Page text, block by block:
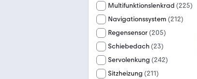
Multifunktionslenkrad (225)
Navigationssystem (212)
Regensensor(205)
Schiebedach (23)
Servolenkung (242)
Sitzheizung (211)